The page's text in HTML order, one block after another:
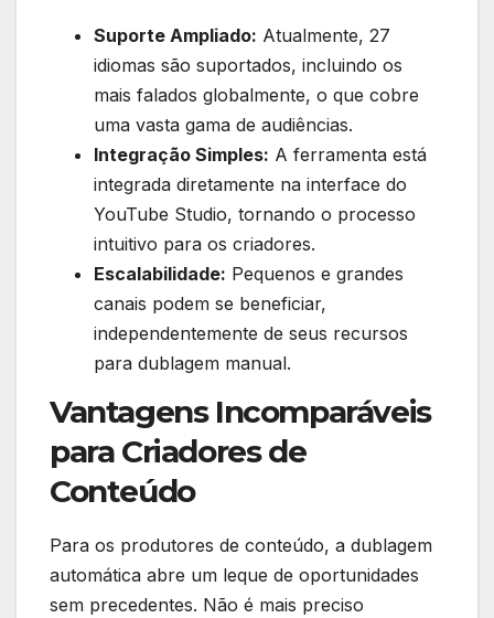
Suporte Ampliado: Atualmente, 27
idiomas são suportados, incluindo os
mais falados globalmente, o que cobre
uma vasta gama de audiências.
Integração Simples: A ferramenta está
integrada diretamente na interface do
YouTube Studio, tornando o processo
intuitivo para os criadores.
Escalabilidade: Pequenos e grandes
canais podem se beneficiar,
independentemente de seus recursos
para dublagem manual.
Vantagens Incomparáveis
para Criadores de
Conteúdo
Para os produtores de conteúdo, a dublagem
automática abre um leque de oportunidades
sem precedentes. Não é mais preciso